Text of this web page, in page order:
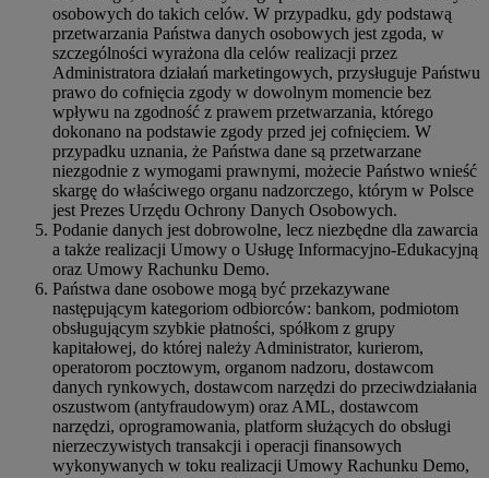
osobowych do takich celów. W przypadku, gdy podstawą
przetwarzania Państwa danych osobowych jest zgoda, w
szczególności wyrażona dla celów realizacji przez
Administratora działań marketingowych, przysługuje Państwu
prawo do cofnięcia zgody w dowolnym momencie bez
wpływu na zgodność z prawem przetwarzania, którego
dokonano na podstawie zgody przed jej cofnięciem. W
przypadku uznania, że Państwa dane są przetwarzane
niezgodnie z wymogami prawnymi, możecie Państwo wnieść
skargę do właściwego organu nadzorczego, którym w Polsce
jest Prezes Urzędu Ochrony Danych Osobowych.
Podanie danych jest dobrowolne, lecz niezbędne dla zawarcia
a także realizacji Umowy o Usługę Informacyjno-Edukacyjną
oraz Umowy Rachunku Demo.
Państwa dane osobowe mogą być przekazywane
następującym kategoriom odbiorców: bankom, podmiotom
obsługującym szybkie płatności, spółkom z grupy
kapitałowej, do której należy Administrator, kurierom,
operatorom pocztowym, organom nadzoru, dostawcom
danych rynkowych, dostawcom narzędzi do przeciwdziałania
oszustwom (antyfraudowym) oraz AML, dostawcom
narzędzi, oprogramowania, platform służących do obsługi
nierzeczywistych transakcji i operacji finansowych
wykonywanych w toku realizacji Umowy Rachunku Demo,